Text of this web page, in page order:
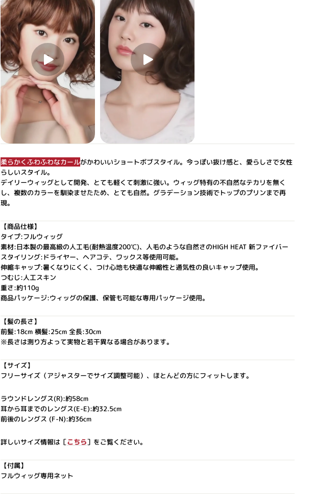
柔らかくふわふわなカールがかわいいショートボブスタイル。今っぽい抜け感と、愛らしさで女性
らしいスタイル。
デイリーウィッグとして開発、とても軽くて刺激に強い。ウィッグ特有の不自然なテカリを無く
し、複数のカラーを馴染ませたため、とても自然。グラデーション技術でトップのプリンまで再
現。
【商品仕様】
タイプ:フルウィッグ
素材:日本製の最高級の人工毛(耐熱温度200℃)、人毛のような自然さのHIGH HEAT 新ファイバー
スタイリング:ドライヤー、ヘアコテ、ワックス等使用可能。
伸縮キャップ:暑くなりにくく、つけ心地も快適な伸縮性と通気性の良いキャップ使用。
つむじ:人工スキン
重さ:約110g
商品パッケージ:ウィッグの保護、保管も可能な専用パッケージ使用。
【髪の長さ】
前髪:18cm 横髪:25cm 全長:30cm
※長さは測り方よって実物と若干異なる場合があります。
【サイズ】
フリーサイズ（アジャスターでサイズ調整可能）、ほとんどの方にフィットします。
ラウンドレングス(R):約58cm
耳から耳までのレングス(E-E):約32.5cm
前後のレングス (F-N):約36cm
詳しいサイズ情報は［こちら］をご覧ください。
【付属】
フルウィッグ専用ネット